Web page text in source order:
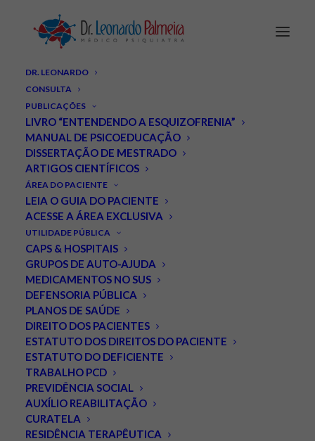
DR. LEONARDO
CONSULTA
PUBLICAÇÕES
LIVRO “ENTENDENDO A ESQUIZOFRENIA”
MANUAL DE PSICOEDUCAÇÃO
DISSERTAÇÃO DE MESTRADO
ARTIGOS CIENTÍFICOS
ÁREA DO PACIENTE
LEIA O GUIA DO PACIENTE
ACESSE A ÁREA EXCLUSIVA
UTILIDADE PÚBLICA
CAPS & HOSPITAIS
GRUPOS DE AUTO-AJUDA
MEDICAMENTOS NO SUS
DEFENSORIA PÚBLICA
PLANOS DE SAÚDE
DIREITO DOS PACIENTES
ESTATUTO DOS DIREITOS DO PACIENTE
ESTATUTO DO DEFICIENTE
TRABALHO PCD
PREVIDÊNCIA SOCIAL
AUXÍLIO REABILITAÇÃO
CURATELA
RESIDÊNCIA TERAPÊUTICA
Crianças afetadas pelo
Zika podem desenvolver
esquizofrenia ou autismo
quando adultas.
JUNHO 7, 2018 | INESQUIZOFRENIA
PALMEIRA